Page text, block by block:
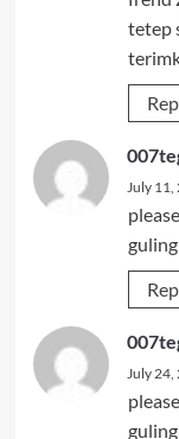
tetep
July 11,
July 24,